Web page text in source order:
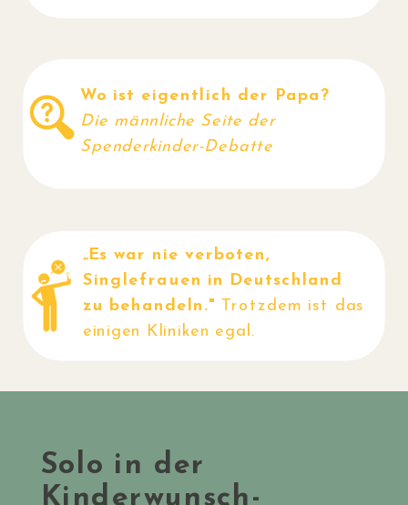
„Es war nie verboten,
Singlefrauen in Deutschland
zu behandeln." Trotzdem ist das
einigen Kliniken egal.
Wo ist eigentlich der Papa?
Die männliche Seite der
Spenderkinder-Debatte
Solo in der
Kinderwunsch-